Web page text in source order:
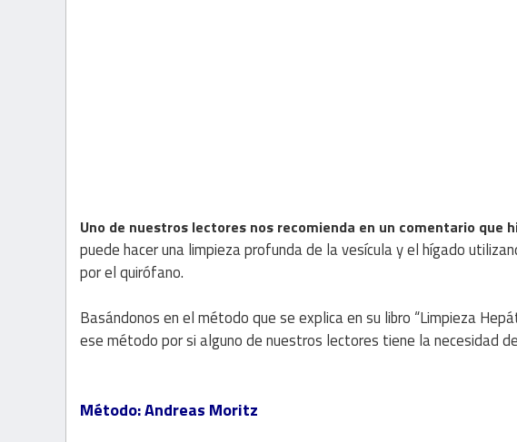
Uno de nuestros lectores nos recomienda en un comentario que
puede hacer una limpieza profunda de la vesícula y el hígado
por el quirófano.
Basándonos en el método que se explica en su libro “Limpieza
ese método por si alguno de nuestros lectores tiene la necesidad
Método: Andreas Moritz